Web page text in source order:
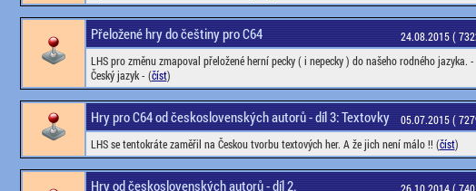
Přeložené hry do češtiny pro C64
24.08.2015 (
LHS pro změnu zmapoval přeložené herní pecky ( i nepecky ) do našeho rodného jazyka. -
Český jazyk - (číst)
Hry pro C64 od československých autorů - díl 3: Textovky
05.07.2015 (
LHS se tentokráte zaměřil na Českou tvorbu textových her. A že jich není málo !! (číst)
Hry od československých autorů - díl 2.